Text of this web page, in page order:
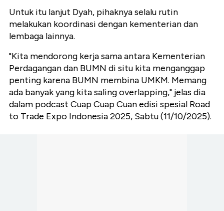
Untuk itu lanjut Dyah, pihaknya selalu rutin
melakukan koordinasi dengan kementerian dan
lembaga lainnya.
"Kita mendorong kerja sama antara Kementerian
Perdagangan dan BUMN di situ kita menganggap
penting karena BUMN membina UMKM. Memang
ada banyak yang kita saling overlapping," jelas dia
dalam podcast Cuap Cuap Cuan edisi spesial Road
to Trade Expo Indonesia 2025, Sabtu (11/10/2025).